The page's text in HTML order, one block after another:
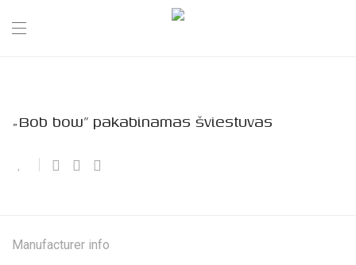
„Bob bow” pakabinamas šviestuvas
Manufacturer info